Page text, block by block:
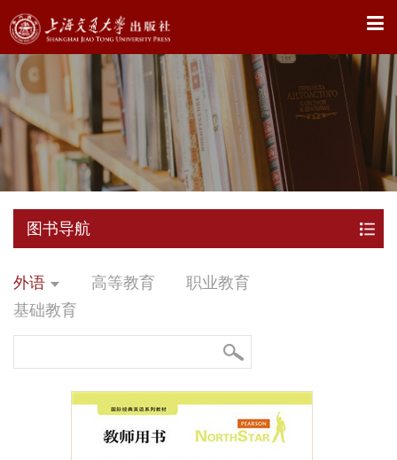
X
图书导航
外语 高等教育
职业教育
基础教育